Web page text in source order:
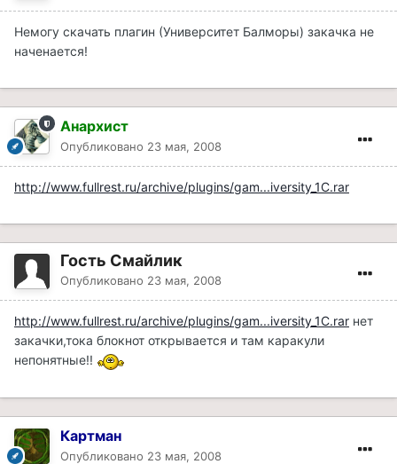
Немогу скачать плагин (Университет Балморы) закачка не
наченается!
Анархист
Опубликовано 23 мая, 2008
http://www.fullrest.ru/archive/plugins/gam...iversity_1C.rar
Гость Смайлик
Опубликовано 23 мая, 2008
http://www.fullrest.ru/archive/plugins/gam...iversity_1C.rar нет
закачки,тока блокнот открывается и там каракули
непонятные!!
Картман
Опубликовано 23 мая, 2008